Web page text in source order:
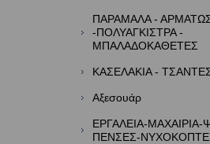
ΠΑΡΑΜΑΛΑ -
-ΠΟΛΥΑΓΚΙΣΤΡΑ -
ΜΠΑΛΑΔΟΚΑΘΕΤΕΣ
ΚΑΣΕΛΑΚΙΑ -
Αξεσουάρ
ΕΡΓΑΛΕΙΑ-ΜΑΧΑΙΡΙΑ-
ΠΕΝΣΕΣ-